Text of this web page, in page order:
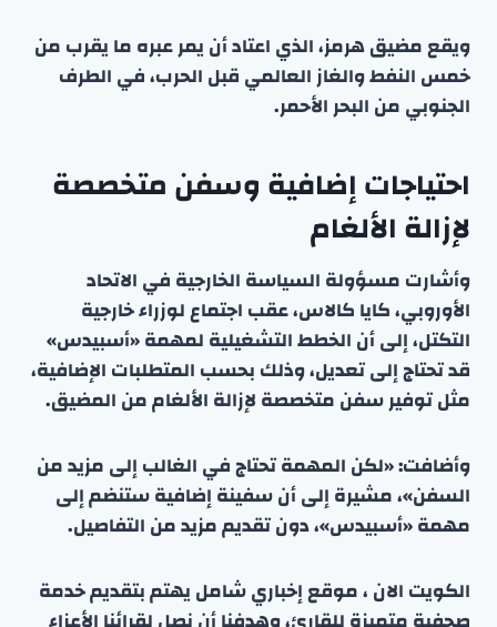
ويقع مضيق هرمز، الذي اعتاد أن يمر عبره ما يقرب من
خمس النفط والغاز العالمي قبل الحرب، في الطرف
الجنوبي من البحر الأحمر.
احتياجات إضافية وسفن متخصصة
لإزالة الألغام
وأشارت مسؤولة السياسة الخارجية في الاتحاد
الأوروبي، كايا كالاس، عقب اجتماع لوزراء خارجية
التكتل، إلى أن الخطط التشغيلية لمهمة «أسبيدس»
قد تحتاج إلى تعديل، وذلك بحسب المتطلبات الإضافية،
مثل توفير سفن متخصصة لإزالة الألغام من المضيق.
وأضافت: «لكن المهمة تحتاج في الغالب إلى مزيد من
السفن»، مشيرة إلى أن سفينة إضافية ستنضم إلى
مهمة «أسبيدس»، دون تقديم مزيد من التفاصيل.
الكويت الان ، موقع إخباري شامل يهتم بتقديم خدمة